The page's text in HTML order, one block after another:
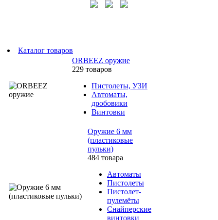
Каталог товаров
ORBEEZ оружие
229 товаров
Пистолеты, УЗИ
Автоматы,
дробовики
Винтовки
Оружие 6 мм
(пластиковые
пульки)
484 товара
Автоматы
Пистолеты
Пистолет-
пулемёты
Снайперские
винтовки